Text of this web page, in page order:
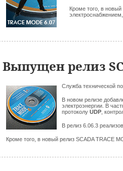
Кроме того, в
Выпущен релиз
Служба технической
В новом релизе
электроэнергии. В
протоколу UDP ,
В релиз 6.06.3
Кроме того, в новый релиз SCADA TRACE